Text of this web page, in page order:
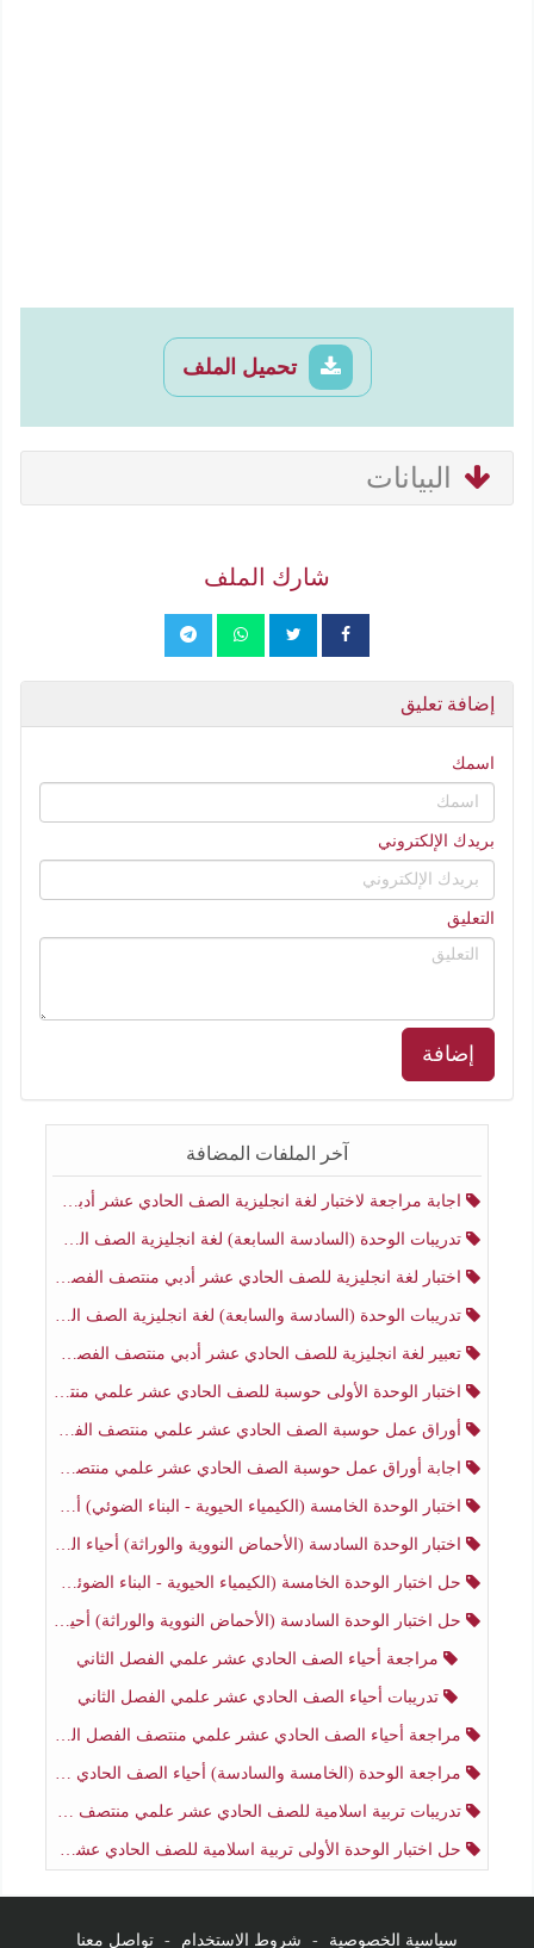
تحميل الملف
البيانات
شارك الملف
إضافة تعليق
اسمك
بريدك الإلكتروني
التعليق
إضافة
آخر الملفات المضافة
اجابة مراجعة لاختبار لغة انجليزية الصف الحادي عشر أدبي منتصف الفصل الثاني
تدريبات الوحدة (السادسة السابعة) لغة انجليزية الصف الحادي عشر أدبي منتصف الفصل الثاني
اختبار لغة انجليزية للصف الحادي عشر أدبي منتصف الفصل الثاني
تدريبات الوحدة (السادسة والسابعة) لغة انجليزية الصف الحادي عشر أدبي الفصل الثاني
تعبير لغة انجليزية للصف الحادي عشر أدبي منتصف الفصل الثاني
اختبار الوحدة الأولى حوسبة للصف الحادي عشر علمي منتصف الفصل الثاني
أوراق عمل حوسبة الصف الحادي عشر علمي منتصف الفصل الثاني
اجابة أوراق عمل حوسبة الصف الحادي عشر علمي منتصف الفصل الثاني
اختبار الوحدة الخامسة (الكيمياء الحيوية - البناء الضوئي) أحياء الصف الحادي عشر علمي الفصل الثاني
اختبار الوحدة السادسة (الأحماض النووية والوراثة) أحياء الصف الحادي عشر علمي منتصف الفصل الثاني
حل اختبار الوحدة الخامسة (الكيمياء الحيوية - البناء الضوئي) أحياء الصف الحادي عشر علمي الفصل الثاني
حل اختبار الوحدة السادسة (الأحماض النووية والوراثة) أحياء الصف الحادي عشر علمي منتصف الفصل الثاني
مراجعة أحياء الصف الحادي عشر علمي الفصل الثاني
تدريبات أحياء الصف الحادي عشر علمي الفصل الثاني
مراجعة أحياء الصف الحادي عشر علمي منتصف الفصل الثاني
مراجعة الوحدة (الخامسة والسادسة) أحياء الصف الحادي عشر علمي منتصف الفصل الثاني
تدريبات تربية اسلامية للصف الحادي عشر علمي منتصف الفصل الثاني
حل اختبار الوحدة الأولى تربية اسلامية للصف الحادي عشر علمي منتصف الفصل الثاني
سياسية الخصوصية - شروط الاستخدام - تواصل معنا